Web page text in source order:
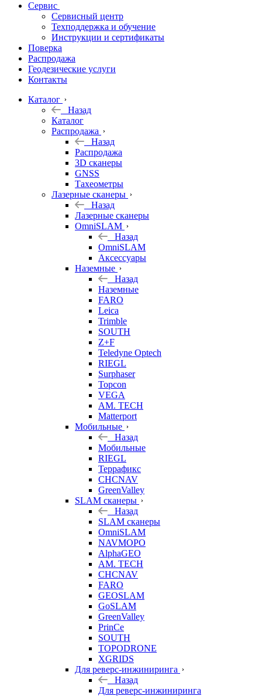
Софт
Георадары
Акции
Гидрография
Подбор
оборудования
по задачам
Архив
Геодезическое
оборудование
Сервис
Сервисный центр
Техподдержка и обучение
Инструкции и сертификаты
Поверка
Распродажа
Геодезические услуги
Контакты
Каталог
Назад
Каталог
Распродажа
Назад
Распродажа
3D сканеры
GNSS
Тахеометры
Лазерные сканеры
Назад
Лазерные сканеры
OmniSLAM
Назад
OmniSLAM
Аксессуары
Наземные
Назад
Наземные
FARO
Leica
Trimble
SOUTH
Z+F
Teledyne Optech
RIEGL
Surphaser
Topcon
VEGA
AM. TECH
Matterport
Мобильные
Назад
Мобильные
RIEGL
Террафикс
CHCNAV
GreenValley
SLAM сканеры
Назад
SLAM сканеры
OmniSLAM
NAVMOPO
AlphaGEO
AM. TECH
CHCNAV
FARO
GEOSLAM
GoSLAM
GreenValley
PrinCe
SOUTH
TOPODRONE
XGRIDS
Для реверс-инжиниринга
Назад
Для реверс-инжиниринга